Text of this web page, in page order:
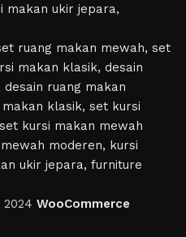
2024 WooCommerce